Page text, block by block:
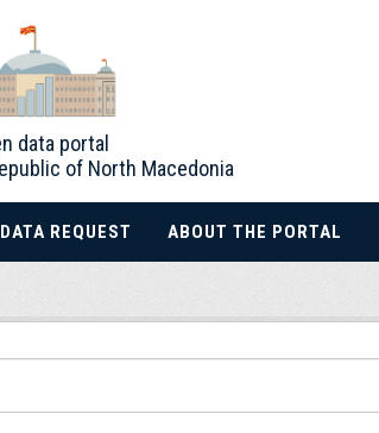
data portal
of North Macedonia
DATA REQUEST ABOUT THE PORTAL